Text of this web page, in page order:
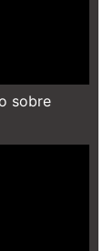
sobre